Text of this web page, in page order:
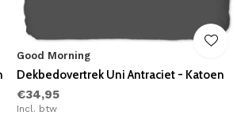
Good Morning
Dekbedovertrek Uni Antraciet - Katoen
€34,95
Incl. btw